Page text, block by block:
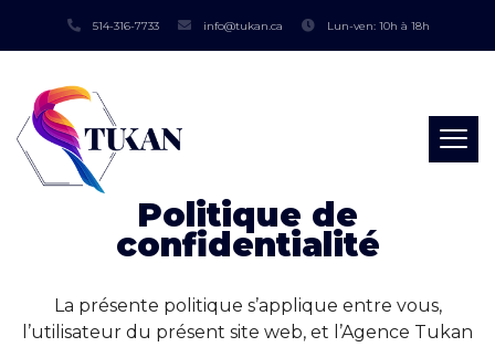
514-316-7733 info@tukan.ca Lun-ven: 10h à 18h
Politique de
confidentialité
La présente politique s’applique entre vous,
l’utilisateur du présent site web, et l’Agence Tukan